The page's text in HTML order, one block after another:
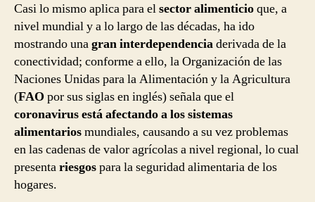
Casi lo mismo aplica para elsector alimenticioque, a
nivel mundial y a lo largo de las décadas, ha ido
mostrando unagran interdependenciaderivada de la
conectividad; conforme a ello, la Organización de las
Naciones Unidas para la Alimentación y la Agricultura
(FAO por sus siglas en inglés) señala que el
coronavirus está afectando a los sistemas
alimentariosmundiales, causando a su vez problemas
en las cadenas de valor agrícolas a nivel regional, lo cual
presentariesgospara la seguridad alimentaria de los
hogares.